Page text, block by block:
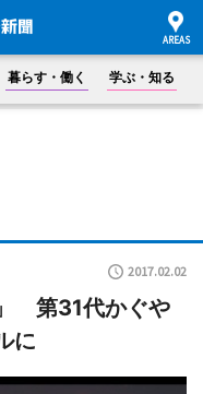
暮らす・働く 学ぶ・知る
2017.02.02
第31代かぐや
に